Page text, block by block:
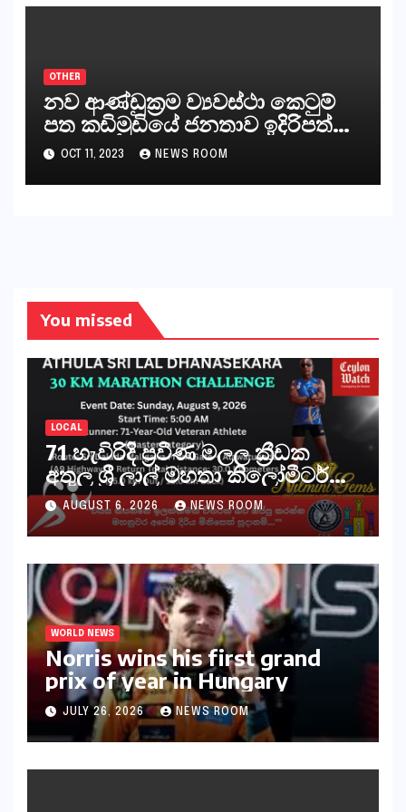
OTHER
නව ආණ්ඩුක්‍රම ව්‍යවස්ථා කෙටුම්
පත කඩිමුඩියේ ජනතාව ඉදිරිපත්
කරන්නේ?
OCT 11, 2023 NEWS ROOM
You missed
LOCAL
71 හැවිරිදි ප්‍රවීණ මලල ක්‍රීඩක
අතුල ශ්‍රී ලාල් මහතා කිලෝමීටර්
30ක විශේෂ මැරතන් ධාවන
අභියෝගයකට සැරසෙයි
AUGUST 6, 2026 NEWS ROOM
WORLD NEWS
Norris wins his first grand
prix of year in Hungary​​
JULY 26, 2026 NEWS ROOM